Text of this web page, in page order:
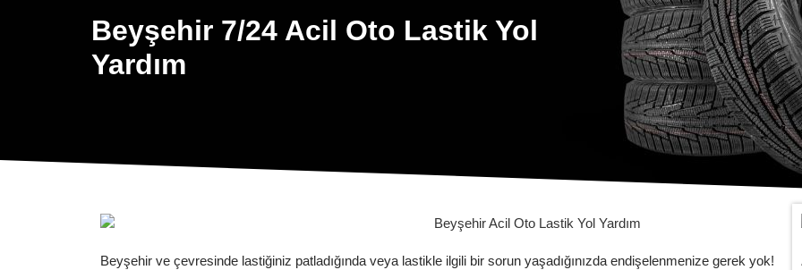
Beyşehir 7/24 Acil Oto Lastik Yol
Yardım
Beyşehir ve çevresinde lastiğiniz patladığında veya lastikle ilgili bir sorun yaşadığınızda endişelenmenize gerek yok!